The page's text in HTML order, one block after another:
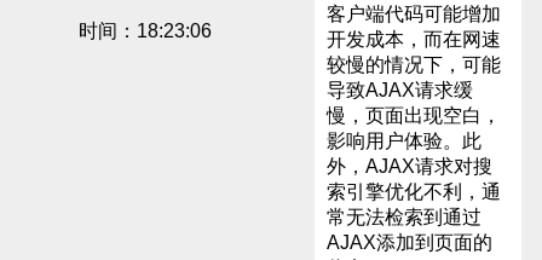
时间：18:23:06
客户端代码可能增加
开发成本，而在网速
较慢的情况下，可能
导致AJAX请求缓
慢，页面出现空白，
影响用户体验。此
外，AJAX请求对搜
索引擎优化不利，通
常无法检索到通过
AJAX添加到页面的